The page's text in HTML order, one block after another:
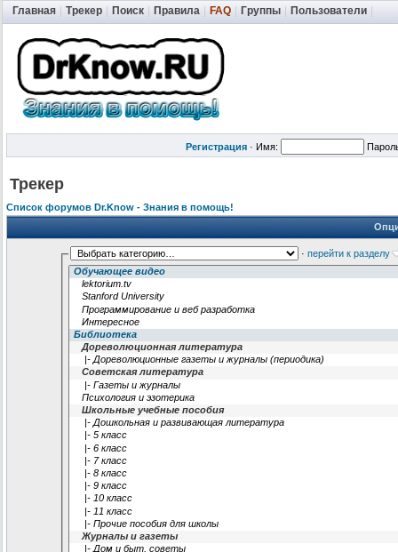
Главная Трекер Поиск Правила FAQ Группы Пользователи
Регистрация · Имя:
Трекер
Список форумов Dr.Know - Знания в помощь!
· перейти к разделу